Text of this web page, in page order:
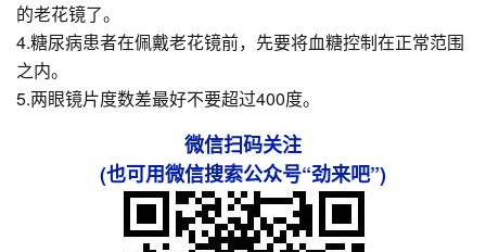
的老花镜了。
4.糖尿病患者在佩戴老花镜前，先要将血糖控制在正常范围
之内。
5.两眼镜片度数差最好不要超过400度。
微信扫码关注
(也可用微信搜索公众号“劲来吧”)